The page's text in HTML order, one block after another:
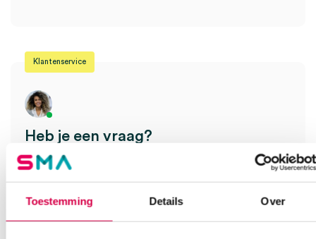
Toestemming Details Over
Klantenservice
Heb je een vraag?
Anca helpt je!
Of contacteer ons via een van de onderstaande opties.
08:30 tot 17:00